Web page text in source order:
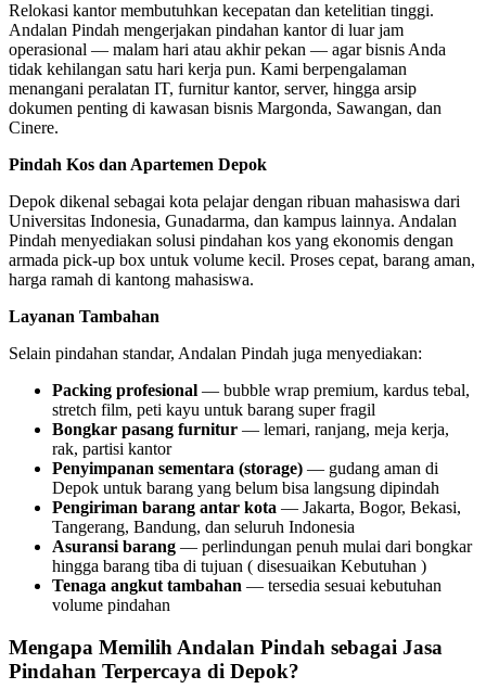
Relokasi kantor membutuhkan kecepatan dan ketelitian tinggi.
Andalan Pindah mengerjakan pindahan kantor di luar jam
operasional — malam hari atau akhir pekan — agar bisnis Anda
tidak kehilangan satu hari kerja pun. Kami berpengalaman
menangani peralatan IT, furnitur kantor, server, hingga arsip
dokumen penting di kawasan bisnis Margonda, Sawangan, dan
Cinere.
Pindah Kos dan Apartemen Depok
Depok dikenal sebagai kota pelajar dengan ribuan mahasiswa dari
Universitas Indonesia, Gunadarma, dan kampus lainnya. Andalan
Pindah menyediakan solusi pindahan kos yang ekonomis dengan
armada pick-up box untuk volume kecil. Proses cepat, barang aman,
harga ramah di kantong mahasiswa.
Layanan Tambahan
Selain pindahan standar, Andalan Pindah juga menyediakan:
Packing profesional — bubble wrap premium, kardus tebal,
stretch film, peti kayu untuk barang super fragil
Bongkar pasang furnitur — lemari, ranjang, meja kerja,
rak, partisi kantor
Penyimpanan sementara (storage) — gudang aman di
Depok untuk barang yang belum bisa langsung dipindah
Pengiriman barang antar kota — Jakarta, Bogor, Bekasi,
Tangerang, Bandung, dan seluruh Indonesia
Asuransi barang — perlindungan penuh mulai dari bongkar
hingga barang tiba di tujuan ( disesuaikan Kebutuhan )
Tenaga angkut tambahan — tersedia sesuai kebutuhan
volume pindahan
Mengapa Memilih Andalan Pindah sebagai Jasa
Pindahan Terpercaya di Depok?